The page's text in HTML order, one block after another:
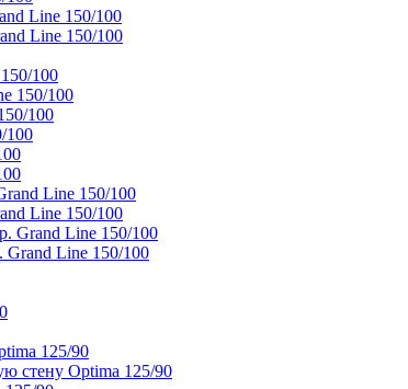
Line 150/100
Line 150/100
100
150/100
100
100
Line 150/100
Line 150/100
Grand Line 150/100
Grand Line 150/100
125/90
стену Optima 125/90